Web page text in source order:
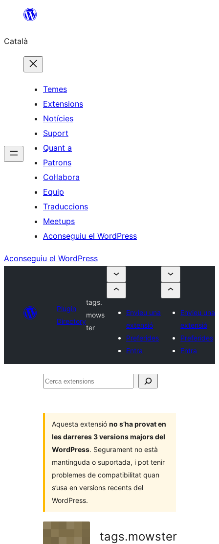
contingut
Català
Temes
Extensions
Notícies
Suport
Quant a
Patrons
Col·labora
Equip
Traduccions
Meetups
Aconseguiu el WordPress
Aconseguiu el WordPress
Plugin
Directory
tags.
mows
ter
Envieu una
extensió
Preferides
Entra
Envieu una
extensió
Preferides
Entra
Cerca
Aquesta extensió no s’ha provat en
les darreres 3 versions majors del
WordPress. Segurament no està
mantinguda o suportada, i pot tenir
problemes de compatibilitat quan
s’usa en versions recents del
WordPress.
tags.mowster